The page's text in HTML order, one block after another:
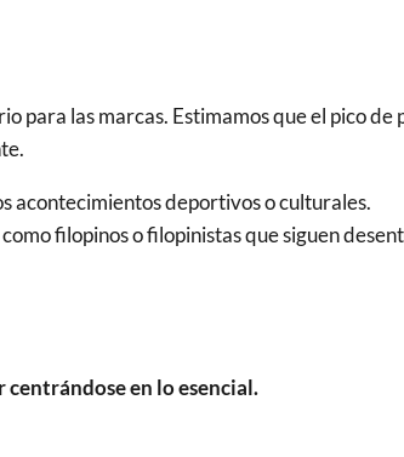
las marcas. Estimamos que el pico
acontecimientos deportivos o culturales.
filopinos o filopinistas que siguen
centrándose en lo esencial.